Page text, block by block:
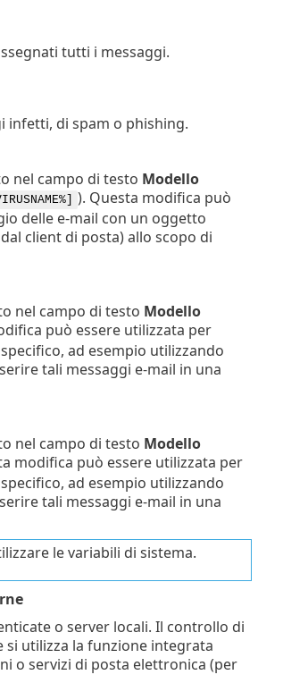
tutti i messaggi.
infetti, di spam o phishing.
nel campo di testo Modello
). Questa modifica può
delle e-mail con un oggetto
client di posta) allo scopo di
nel campo di testo Modello
può essere utilizzata per
ad esempio utilizzando
tali messaggi e-mail in una
nel campo di testo Modello
modifica può essere utilizzata per
ad esempio utilizzando
tali messaggi e-mail in una
le variabili di sistema.
o server locali. Il controllo di
si utilizza la funzione integrata
o servizi di posta elettronica (per